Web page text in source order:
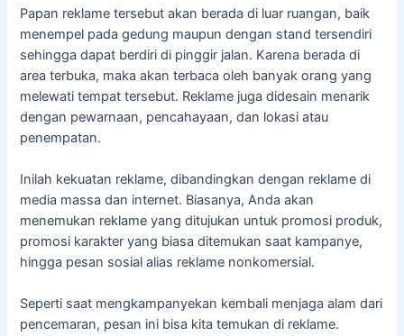
Papan reklame tersebut akan berada di luar ruangan, baik
menempel pada gedung maupun dengan stand tersendiri
sehingga dapat berdiri di pinggir jalan. Karena berada di
area terbuka, maka akan terbaca oleh banyak orang yang
melewati tempat tersebut. Reklame juga didesain menarik
dengan pewarnaan, pencahayaan, dan lokasi atau
penempatan.
Inilah kekuatan reklame, dibandingkan dengan reklame di
media massa dan internet. Biasanya, Anda akan
menemukan reklame yang ditujukan untuk promosi produk,
promosi karakter yang biasa ditemukan saat kampanye,
hingga pesan sosial alias reklame nonkomersial.
Seperti saat mengkampanyekan kembali menjaga alam dari
pencemaran, pesan ini bisa kita temukan di reklame.